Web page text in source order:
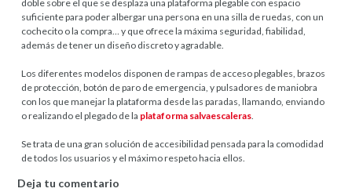
doble sobre el que se desplaza una plataforma plegable con espacio
suficiente para poder albergar una persona en una silla de ruedas, con un
cochecito o la compra… y que ofrece la máxima seguridad, fiabilidad,
además de tener un diseño discreto y agradable.
Los diferentes modelos disponen de rampas de acceso plegables, brazos
de protección, botón de paro de emergencia, y pulsadores de maniobra
con los que manejar la plataforma desde las paradas, llamando, enviando
o realizando el plegado de la plataforma salvaescaleras.
Se trata de una gran solución de accesibilidad pensada para la comodidad
de todos los usuarios y el máximo respeto hacia ellos.
Deja tu comentario